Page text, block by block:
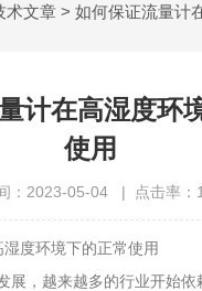
术文章 > 如何保证流量计在高湿
计在高湿度环
使用
：2023-05-04 | 点击率：
度环境下的正常使用
，越来越多的行业开始依